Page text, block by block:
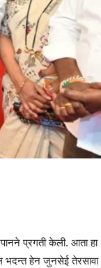
प्रगती केली. आता हा
भदन्त हेन जुनसेई तेरसावा